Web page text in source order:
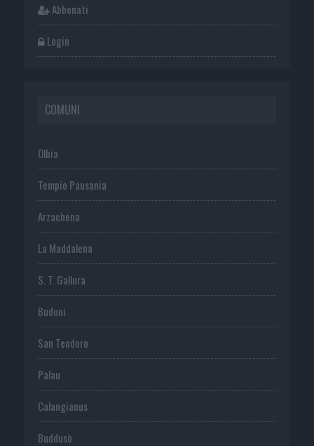
Abbonati
Login
COMUNI
Olbia
Tempio Pausania
Arzachena
La Maddalena
S. T. Gallura
Budoni
San Teodoro
Palau
Calangianus
Buddusò